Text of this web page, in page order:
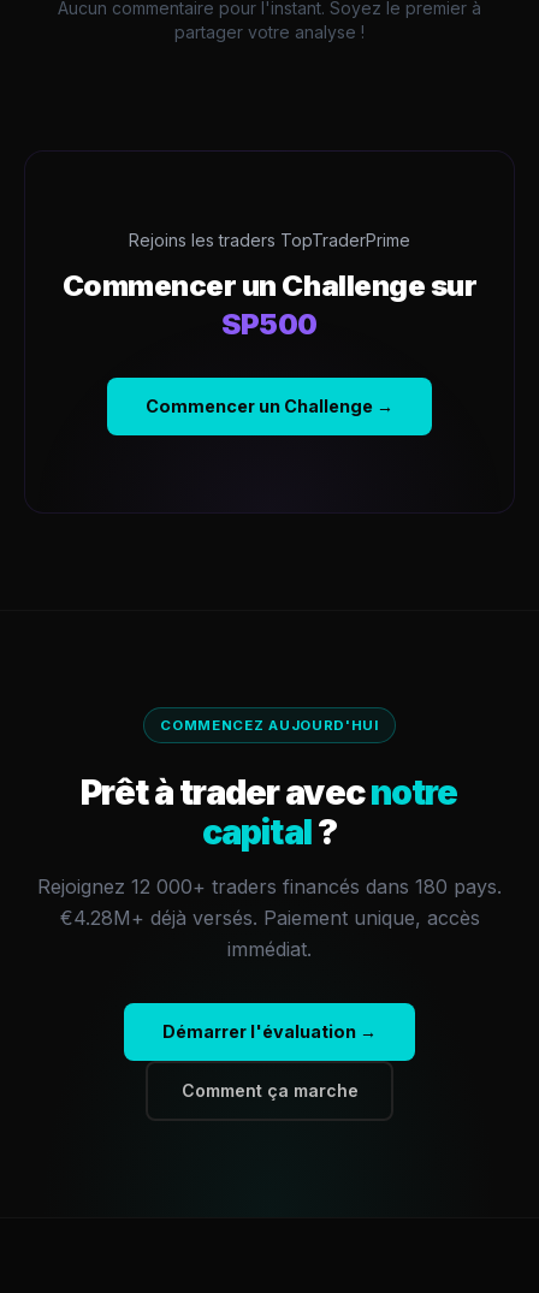
Aucun commentaire pour l'instant. Soyez le premier à
partager votre analyse !
Rejoins les traders TopTraderPrime
Commencer un Challenge sur
SP500
Commencer un Challenge →
COMMENCEZ AUJOURD'HUI
Prêt à trader avecnotre
capital?
Rejoignez 12 000+ traders financés dans 180 pays.
€4.28M+ déjà versés. Paiement unique, accès
immédiat.
Démarrer l'évaluation →
Comment ça marche